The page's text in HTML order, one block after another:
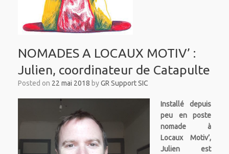
NOMADES A LOCAUX MOTIV’ :
Julien, coordinateur de Catapulte
Posted on 22 mai 2018 byGR Support SIC
Installé depuis
peu en poste
nomade à
Locaux Motiv’,
Julien est